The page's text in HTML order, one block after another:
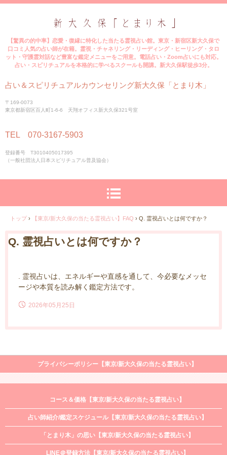
【驚異の的中率】恋愛・復縁に特化した当たる霊視占い館。東京・新宿区新大久保で
口コミ人気の占い師が在籍。霊視・チャネリング・リーディング・ヒーリング・タロ
ット・守護霊対話など豊富な鑑定メニューをご用意。電話占い・Zoom占いにも対応。
占い・スピリチュアルを本格的に学べるスクールも開講。新大久保駅徒歩3分。
占い＆スピリチュアルカウンセリング新大久保「とまり木」
〒169-0073
東京都新宿区百人町1-6-6 天翔オフィス新大久保321号室
TEL 070-3167-5903
登録番号 T3010405017395
（一般社団法人日本スピリチュアル普及協会）
トップ › 【東京/新大久保の当たる霊視占い】FAQ › Q. 霊視占いとは何ですか？
Q. 霊視占いとは何ですか？
. 霊視占いは、エネルギーや直感を通して、今必要なメッセ
ージや本質を読み解く鑑定方法です。
2026年05月25日
プライバシーポリシー【東京/新大久保の当たる霊視占い】
コース＆価格【東京/新大久保の当たる霊視占い】
占い師紹介/鑑定スケジュール【東京/新大久保の当たる霊視占い】
「とまり木」の思い【東京/新大久保の当たる霊視占い】
LINE＠登録方法【東京/新大久保の当たる霊視占い】